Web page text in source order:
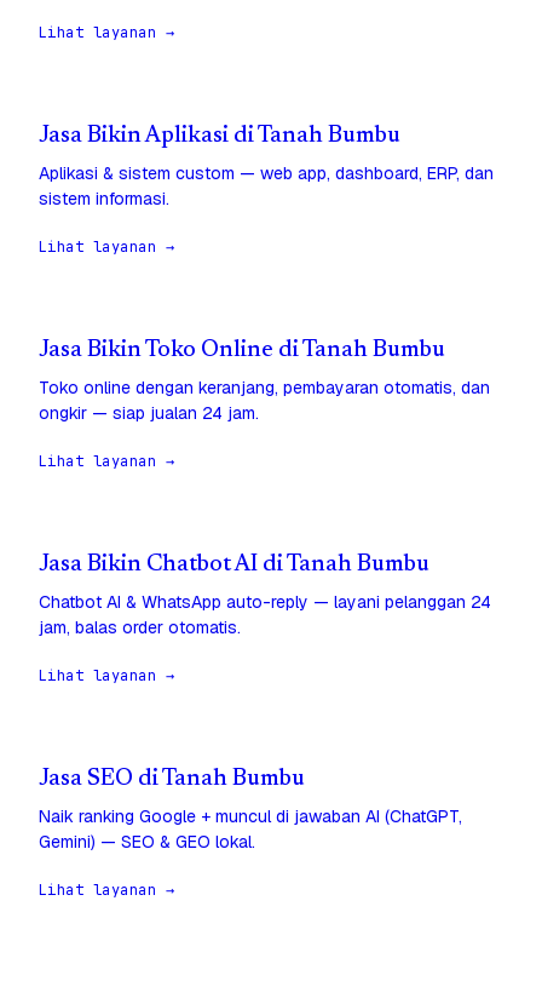
Lihat layanan →
Jasa Bikin Aplikasi di Tanah Bumbu
Aplikasi & sistem custom — web app, dashboard, ERP, dan
sistem informasi.
Lihat layanan →
Jasa Bikin Toko Online di Tanah Bumbu
Toko online dengan keranjang, pembayaran otomatis, dan
ongkir — siap jualan 24 jam.
Lihat layanan →
Jasa Bikin Chatbot AI di Tanah Bumbu
Chatbot AI & WhatsApp auto-reply — layani pelanggan 24
jam, balas order otomatis.
Lihat layanan →
Jasa SEO di Tanah Bumbu
Naik ranking Google + muncul di jawaban AI (ChatGPT,
Gemini) — SEO & GEO lokal.
Lihat layanan →